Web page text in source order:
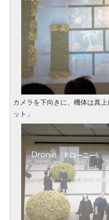
カメラを下向きに、機体は真
ット」